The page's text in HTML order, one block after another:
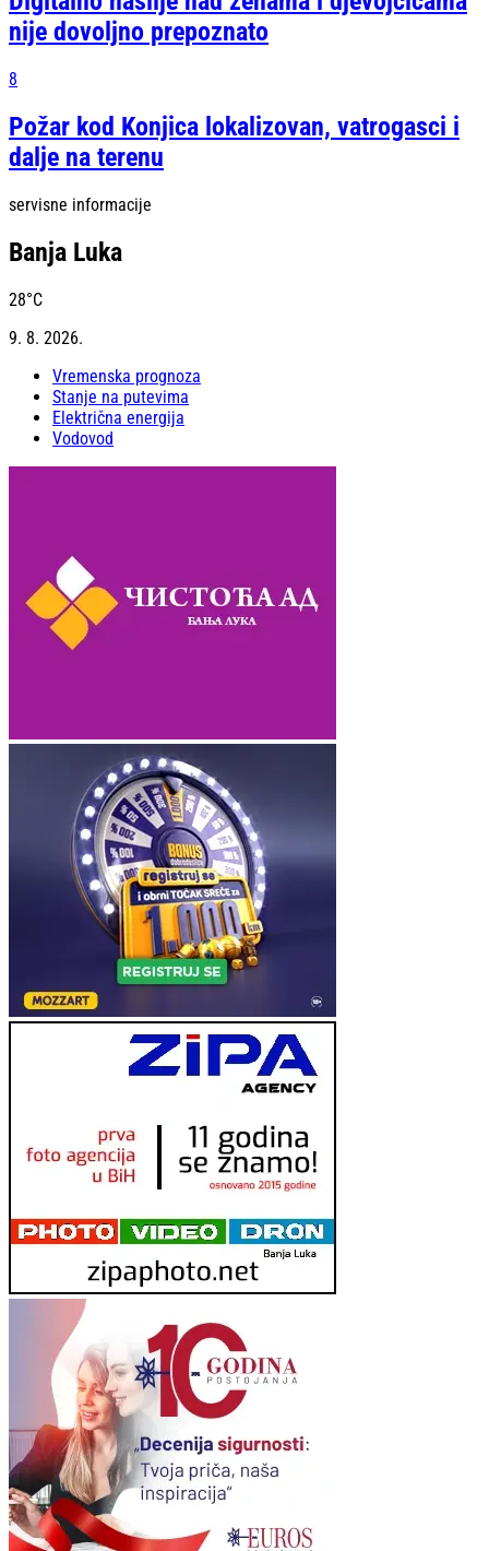
nije dovoljno prepoznato
8
Požar kod Konjica lokalizovan, vatrogasci i
dalje na terenu
servisne informacije
Banja Luka
28°C
9. 8. 2026.
Vremenska prognoza
Stanje na putevima
Električna energija
Vodovod